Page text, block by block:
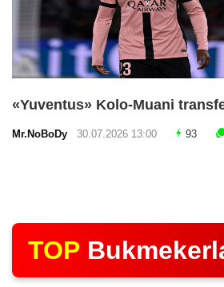
«Yuventus» Kolo-Muani
Mr.NoBoDy 30.07.2026 13:00 93
TOP